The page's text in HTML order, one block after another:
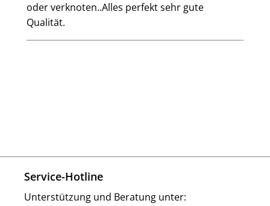
oder verknoten..Alles perfekt sehr gute
Qualität.
Service-Hotline
Unterstützung und Beratung unter: